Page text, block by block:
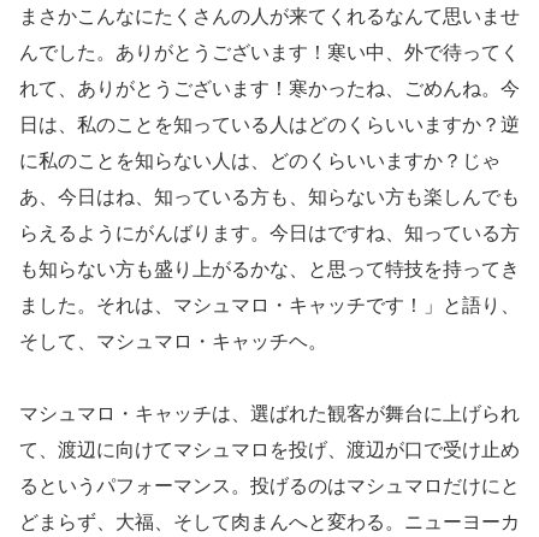
まさかこんなにたくさんの人が来てくれるなんて思いませ
んでした。ありがとうございます！寒い中、外で待ってく
れて、ありがとうございます！寒かったね、ごめんね。今
日は、私のことを知っている人はどのくらいいますか？逆
に私のことを知らない人は、どのくらいいますか？じゃ
あ、今日はね、知っている方も、知らない方も楽しんでも
らえるようにがんばります。今日はですね、知っている方
も知らない方も盛り上がるかな、と思って特技を持ってき
ました。それは、マシュマロ・キャッチです！」と語り、
そして、マシュマロ・キャッチヘ。
マシュマロ・キャッチは、選ばれた観客が舞台に上げられ
て、渡辺に向けてマシュマロを投げ、渡辺が口で受け止め
るというパフォーマンス。投げるのはマシュマロだけにと
どまらず、大福、そして肉まんへと変わる。ニューヨーカ